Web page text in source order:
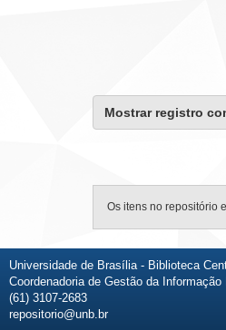
Mostrar registro
Os itens no repositório
Universidade de Brasília - Biblioteca
Coordenadoria de Gestão da Informação
(61) 3107-2683
repositorio@unb.br